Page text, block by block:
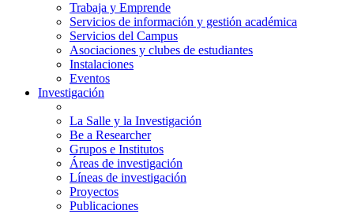
Trabaja y Emprende
Servicios de información y gestión académica
Servicios del Campus
Asociaciones y clubes de estudiantes
Instalaciones
Eventos
Investigación
La Salle y la Investigación
Be a Researcher
Grupos e Institutos
Áreas de investigación
Líneas de investigación
Proyectos
Publicaciones